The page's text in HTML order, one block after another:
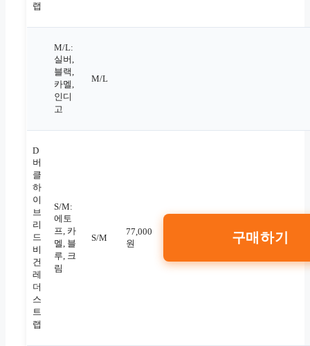
랩
M/L:
실버,
블랙,
카멜,
인디
고
M/L
D
버
클
하
이
브
리
드
비
건
레
더
스
트
랩
S/M:
에토
프, 카
멜, 블
루, 크
림
S/M
77,000
원
구매하기